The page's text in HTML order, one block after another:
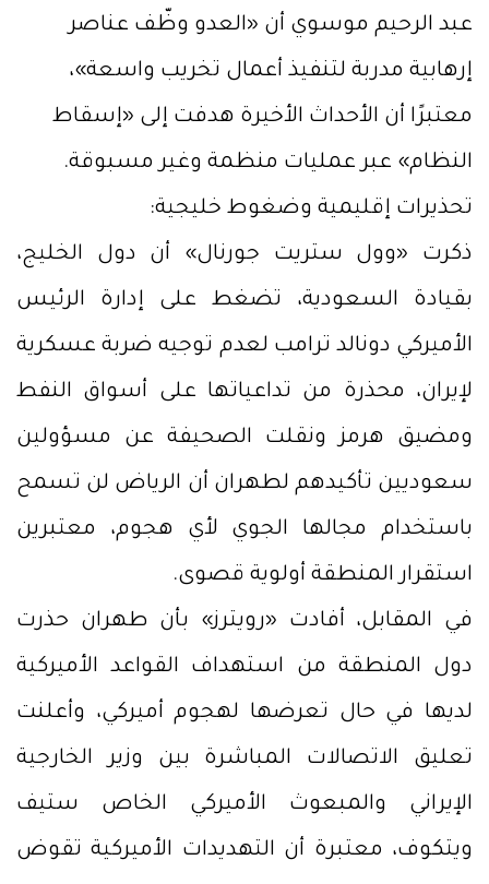
عبد الرحيم موسوي أن «العدو وظّف عناصر
إرهابية مدربة لتنفيذ أعمال تخريب واسعة»،
معتبرًا أن الأحداث الأخيرة هدفت إلى «إسقاط
النظام» عبر عمليات منظمة وغير مسبوقة.
تحذيرات إقليمية وضغوط خليجية:
ذكرت «وول ستريت جورنال» أن دول الخليج،
بقيادة السعودية، تضغط على إدارة الرئيس
الأميركي دونالد ترامب لعدم توجيه ضربة عسكرية
لإيران، محذرة من تداعياتها على أسواق النفط
ومضيق هرمز ونقلت الصحيفة عن مسؤولين
سعوديين تأكيدهم لطهران أن الرياض لن تسمح
باستخدام مجالها الجوي لأي هجوم، معتبرين
استقرار المنطقة أولوية قصوى.
في المقابل، أفادت «رويترز» بأن طهران حذرت
دول المنطقة من استهداف القواعد الأميركية
لديها في حال تعرضها لهجوم أميركي، وأعلنت
تعليق الاتصالات المباشرة بين وزير الخارجية
الإيراني والمبعوث الأميركي الخاص ستيف
ويتكوف، معتبرة أن التهديدات الأميركية تقوض